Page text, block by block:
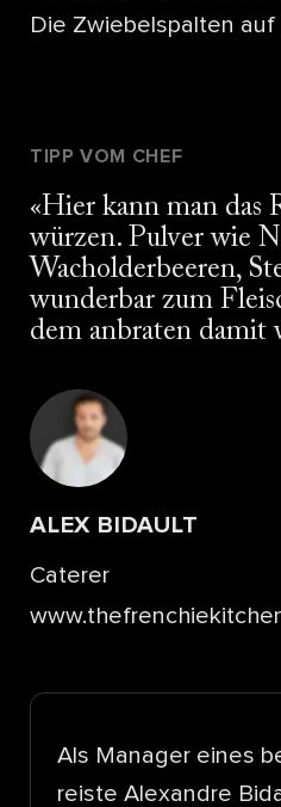
Die Zwiebelspalten auf
TIPP VOM CHEF
Hier kann man das
würzen. Pulver wie
Wacholderbeeren,
wunderbar zum
dem anbraten damit
ALEX BIDAULT
Caterer
Als Manager eines
reiste Alexandre